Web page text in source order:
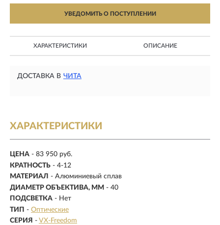
УВЕДОМИТЬ О ПОСТУПЛЕНИИ
ХАРАКТЕРИСТИКИ ОПИСАНИЕ
ДОСТАВКА В ЧИТА
ХАРАКТЕРИСТИКИ
ЦЕНА - 83 950 руб.
КРАТНОСТЬ - 4-12
МАТЕРИАЛ - Алюминиевый сплав
ДИАМЕТР ОБЪЕКТИВА, ММ - 40
ПОДСВЕТКА - Нет
ТИП - Оптические
СЕРИЯ - VX-Freedom